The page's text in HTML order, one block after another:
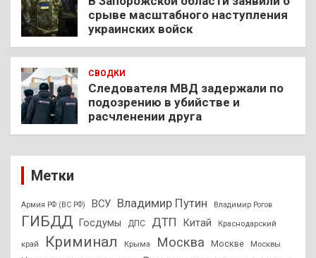
срыве масштабного наступления
украинских войск
СВОДКИ
Следователя МВД задержали по
подозрению в убийстве и
расчленении друга
Метки
Армия РФ (ВС РФ) ВСУ Владимир Путин Владимир Рогов
ГИБДД Госдумы ДПС ДТП Китай Краснодарский
край Криминал Крыма Москва Москве Москвы